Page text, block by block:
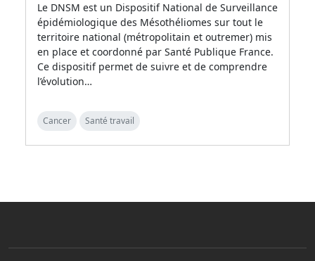
Le DNSM est un Dispositif National de Surveillance
épidémiologique des Mésothéliomes sur tout le
territoire national (métropolitain et outremer) mis
en place et coordonné par Santé Publique France.
Ce dispositif permet de suivre et de comprendre
l’évolution…
Cancer Santé travail